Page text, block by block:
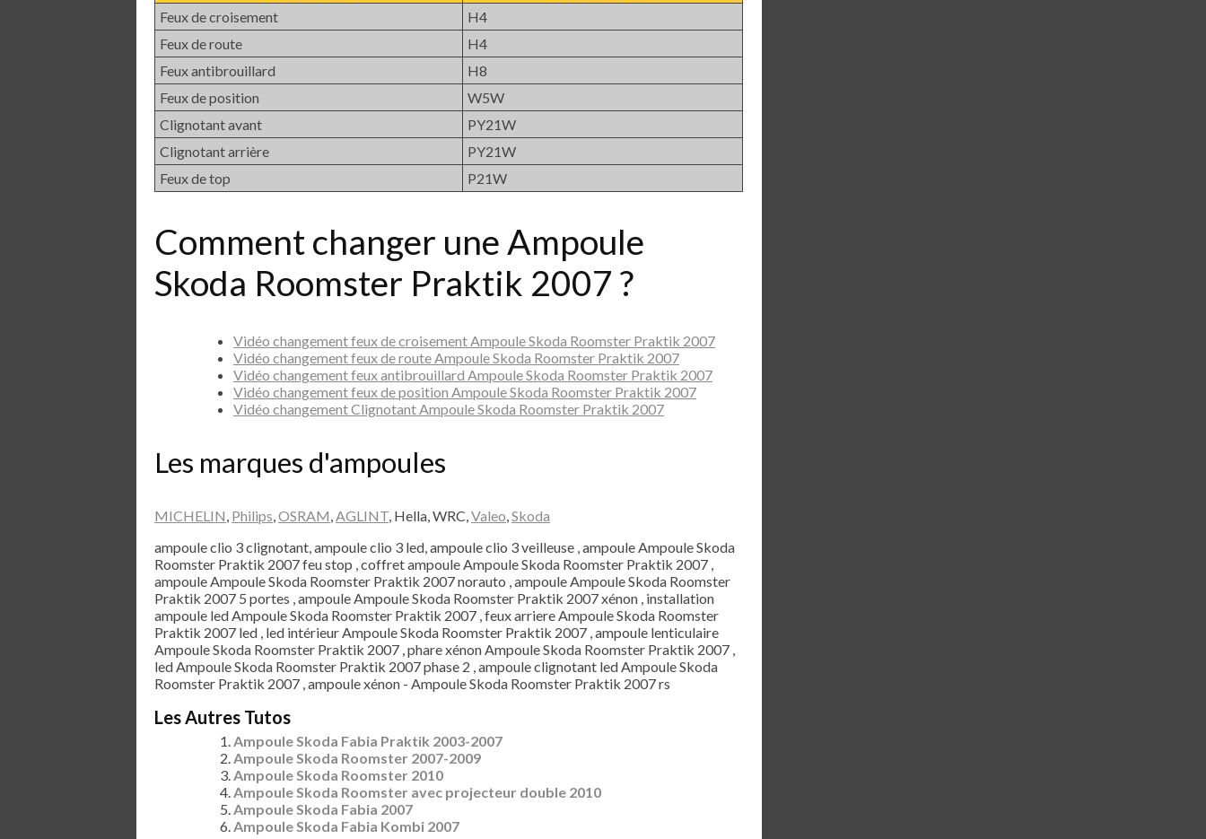
Feux de croisement
H4
Feux de route
H4
Feux antibrouillard
H8
Feux de position
W5W
Clignotant avant
PY21W
Clignotant arrière
PY21W
Feux de top
P21W
Comment changer une Ampoule
Skoda Roomster Praktik 2007 ?
Vidéo changement feux de croisement Ampoule Skoda Roomster Praktik 2007
Vidéo changement feux de route Ampoule Skoda Roomster Praktik 2007
Vidéo changement feux antibrouillard Ampoule Skoda Roomster Praktik 2007
Vidéo changement feux de position Ampoule Skoda Roomster Praktik 2007
Vidéo changement Clignotant Ampoule Skoda Roomster Praktik 2007
Les marques d'ampoules
MICHELIN, Philips,OSRAM,AGLINT, Hella, WRC,Valeo,Skoda
ampoule clio 3 clignotant, ampoule clio 3 led, ampoule clio 3 veilleuse , ampoule Ampoule Skoda
Roomster Praktik 2007 feu stop , coffret ampoule Ampoule Skoda Roomster Praktik 2007 ,
ampoule Ampoule Skoda Roomster Praktik 2007 norauto , ampoule Ampoule Skoda Roomster
Praktik 2007 5 portes , ampoule Ampoule Skoda Roomster Praktik 2007 xénon , installation
ampoule led Ampoule Skoda Roomster Praktik 2007 , feux arriere Ampoule Skoda Roomster
Praktik 2007 led , led intérieur Ampoule Skoda Roomster Praktik 2007 , ampoule lenticulaire
Ampoule Skoda Roomster Praktik 2007 , phare xénon Ampoule Skoda Roomster Praktik 2007 ,
led Ampoule Skoda Roomster Praktik 2007 phase 2 , ampoule clignotant led Ampoule Skoda
Roomster Praktik 2007 , ampoule xénon - Ampoule Skoda Roomster Praktik 2007 rs
Les Autres Tutos
Ampoule Skoda Fabia Praktik 2003-2007
Ampoule Skoda Roomster 2007-2009
Ampoule Skoda Roomster 2010
Ampoule Skoda Roomster avec projecteur double 2010
Ampoule Skoda Fabia 2007
Ampoule Skoda Fabia Kombi 2007